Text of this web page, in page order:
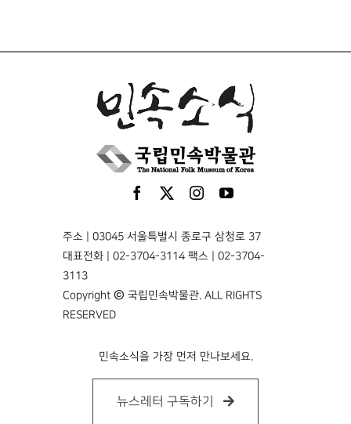
주소 | 03045 서울특별시 종로구 삼청로 37
대표전화 | 02-3704-3114 팩스 | 02-3704-
3113
Copyright © 국립민속박물관. ALL RIGHTS
RESERVED
민속소식을 가장 먼저 만나보세요.
뉴스레터 구독하기